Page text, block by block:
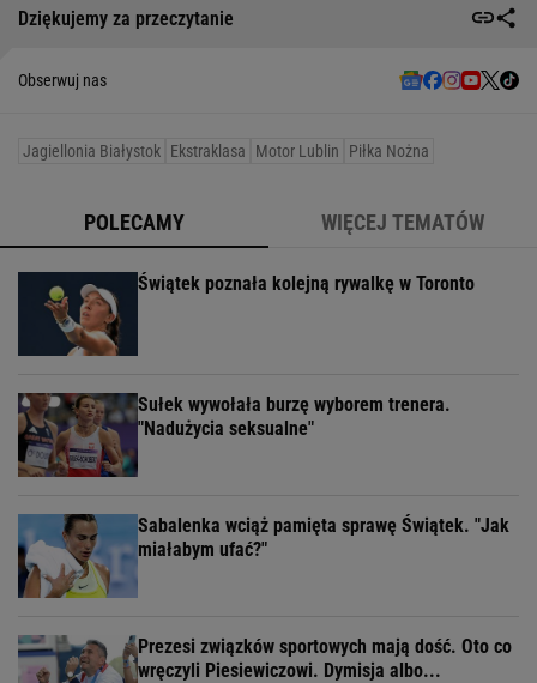
Dziękujemy za przeczytanie
Obserwuj nas
Jagiellonia Białystok Ekstraklasa Motor Lublin Piłka Nożna
POLECAMY WIĘCEJ TEMATÓW
Świątek poznała kolejną rywalkę w Toronto
Sułek wywołała burzę wyborem trenera.
"Nadużycia seksualne"
Sabalenka wciąż pamięta sprawę Świątek. "Jak
miałabym ufać?"
Prezesi związków sportowych mają dość. Oto co
wręczyli Piesiewiczowi. Dymisja albo...